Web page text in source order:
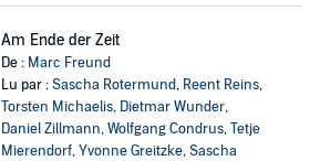
Am Ende der Zeit
De : Marc Freund
Lu par :Sascha Rotermund, Reent Reins,
Torsten Michaelis, Dietmar Wunder,
Daniel Zillmann,Wolfgang Condrus,Tetje
Mierendorf,Yvonne Greitzke,Sascha